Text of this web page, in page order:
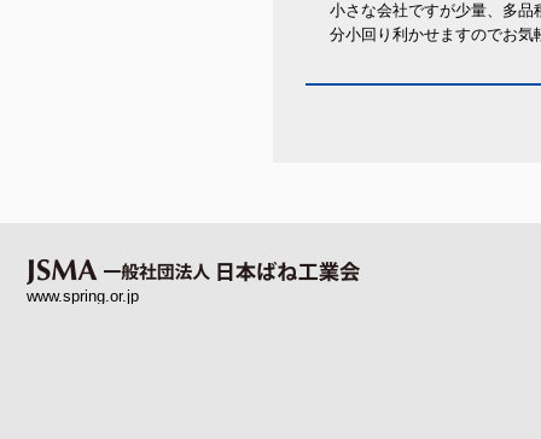
小さな会社ですが少量、多
分小回り利かせますのでお気
www.spring.or.jp